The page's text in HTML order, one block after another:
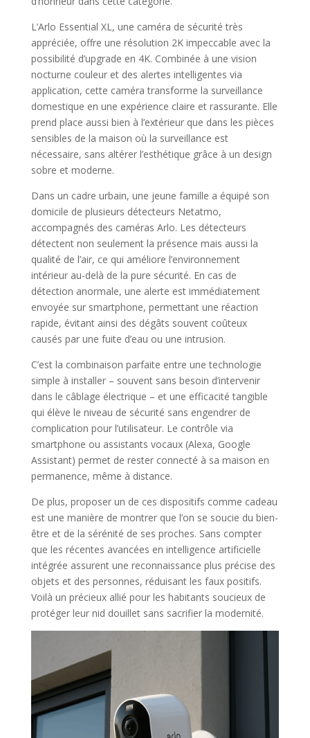
L’Arlo Essential XL, une caméra de sécurité très
appréciée, offre une résolution 2K impeccable avec la
possibilité d’upgrade en 4K. Combinée à une vision
nocturne couleur et des alertes intelligentes via
application, cette caméra transforme la surveillance
domestique en une expérience claire et rassurante. Elle
prend place aussi bien à l’extérieur que dans les pièces
sensibles de la maison où la surveillance est
nécessaire, sans altérer l’esthétique grâce à un design
sobre et moderne.
Dans un cadre urbain, une jeune famille a équipé son
domicile de plusieurs détecteurs Netatmo,
accompagnés des caméras Arlo. Les détecteurs
détectent non seulement la présence mais aussi la
qualité de l’air, ce qui améliore l’environnement
intérieur au-delà de la pure sécurité. En cas de
détection anormale, une alerte est immédiatement
envoyée sur smartphone, permettant une réaction
rapide, évitant ainsi des dégâts souvent coûteux
causés par une fuite d’eau ou une intrusion.
C’est la combinaison parfaite entre une technologie
simple à installer – souvent sans besoin d’intervenir
dans le câblage électrique – et une efficacité tangible
qui élève le niveau de sécurité sans engendrer de
complication pour l’utilisateur. Le contrôle via
smartphone ou assistants vocaux (Alexa, Google
Assistant) permet de rester connecté à sa maison en
permanence, même à distance.
De plus, proposer un de ces dispositifs comme cadeau
est une manière de montrer que l’on se soucie du bien-
être et de la sérénité de ses proches. Sans compter
que les récentes avancées en intelligence artificielle
intégrée assurent une reconnaissance plus précise des
objets et des personnes, réduisant les faux positifs.
Voilà un précieux allié pour les habitants soucieux de
protéger leur nid douillet sans sacrifier la modernité.